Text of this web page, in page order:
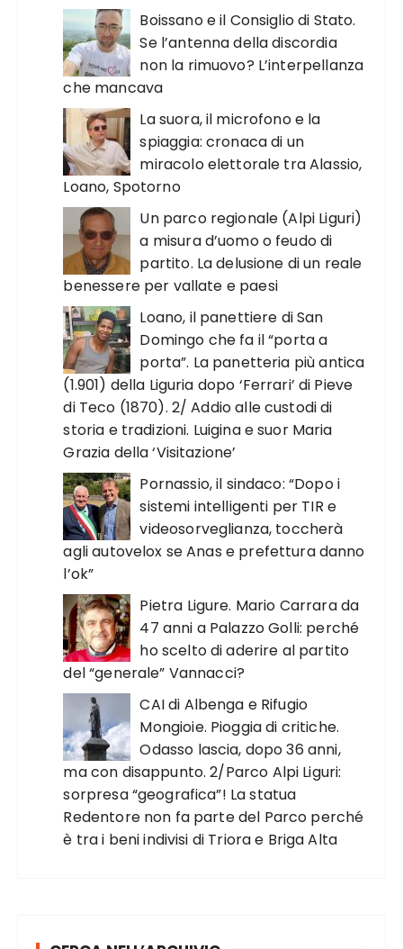
Boissano e il Consiglio di Stato.
Se l’antenna della discordia
non la rimuovo? L’interpellanza
che mancava
La suora, il microfono e la
spiaggia: cronaca di un
miracolo elettorale tra Alassio,
Loano, Spotorno
Un parco regionale (Alpi Liguri)
a misura d’uomo o feudo di
partito. La delusione di un reale
benessere per vallate e paesi
Loano, il panettiere di San
Domingo che fa il “porta a
porta”. La panetteria più antica
(1.901) della Liguria dopo ‘Ferrari’ di Pieve
di Teco (1870). 2/ Addio alle custodi di
storia e tradizioni. Luigina e suor Maria
Grazia della ‘Visitazione’
Pornassio, il sindaco: “Dopo i
sistemi intelligenti per TIR e
videosorveglianza, toccherà
agli autovelox se Anas e prefettura danno
l’ok”
Pietra Ligure. Mario Carrara da
47 anni a Palazzo Golli: perché
ho scelto di aderire al partito
del “generale” Vannacci?
CAI di Albenga e Rifugio
Mongioie. Pioggia di critiche.
Odasso lascia, dopo 36 anni,
ma con disappunto. 2/Parco Alpi Liguri:
sorpresa “geografica”! La statua
Redentore non fa parte del Parco perché
è tra i beni indivisi di Triora e Briga Alta